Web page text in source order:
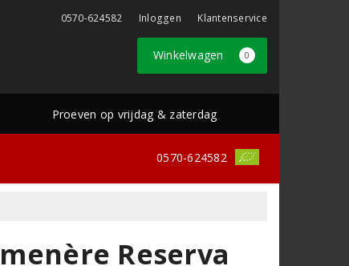
0570-624582 Inloggen Klantenservice
Winkelwagen 0
Proeven op vrijdag & zaterdag
0570-624582
Reserva